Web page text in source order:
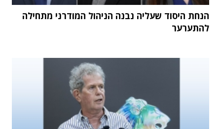
הנחת היסוד שעליה נבנה הניהול המודרני מתחילה
להתערער